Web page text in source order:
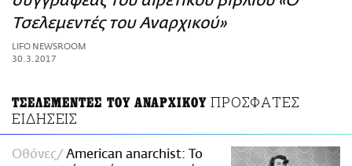
ΑΜΠΑ
PRINT
Τσελεμεντές του Αναρχικού»
LIFO NEWSROOM
30.3.2017
ΤΣΕΛΕΜΕΝΤΕΣ ΤΟΥ ΑΝΑΡΧΙΚΟΥ ΠΡΟΣΦΑΤΕΣ
ΕΙΔΗΣΕΙΣ
Οθόνες
American anarchist: Το